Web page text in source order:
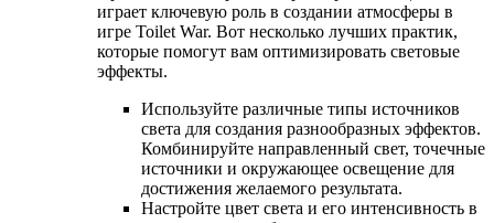
играет ключевую роль в создании атмосферы в
игре Toilet War. Вот несколько лучших практик,
которые помогут вам оптимизировать световые
эффекты.
Используйте различные типы источников
света для создания разнообразных эффектов.
Комбинируйте направленный свет, точечные
источники и окружающее освещение для
достижения желаемого результата.
Настройте цвет света и его интенсивность в